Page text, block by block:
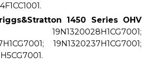
1450 Series OHV
19N1320237H1CG7001;